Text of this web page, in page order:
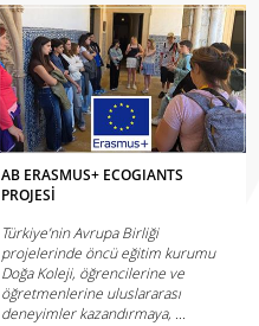
AB ERASMUS+ ECOGIANTS
PROJESİ
Türkiye’nin Avrupa Birliği
projelerinde öncü eğitim kurumu
Doğa Koleji, öğrencilerine ve
öğretmenlerine uluslararası
deneyimler kazandırmaya, ...